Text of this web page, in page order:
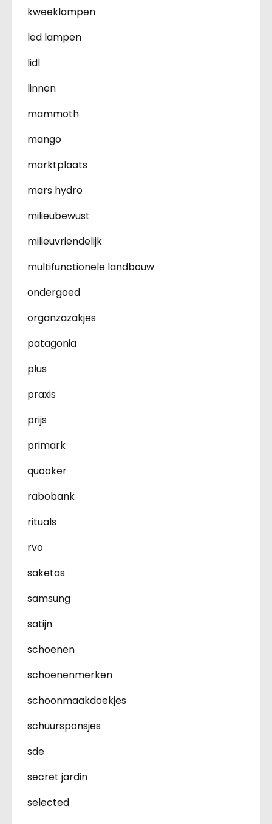
kweeklampen
led lampen
lidl
linnen
mammoth
mango
marktplaats
mars hydro
milieubewust
milieuvriendelijk
multifunctionele landbouw
ondergoed
organzazakjes
patagonia
plus
praxis
prijs
primark
quooker
rabobank
rituals
rvo
saketos
samsung
satijn
schoenen
schoenenmerken
schoonmaakdoekjes
schuursponsjes
sde
secret jardin
selected